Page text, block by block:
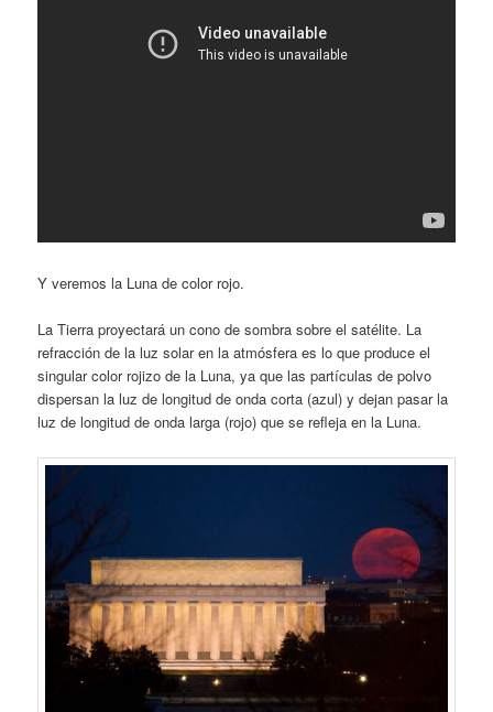
Y veremos la Luna de color rojo.
La Tierra proyectará un cono de sombra sobre el satélite. La
refracción de la luz solar en la atmósfera es lo que produce el
singular color rojizo de la Luna, ya que las partículas de polvo
dispersan la luz de longitud de onda corta (azul) y dejan pasar la
luz de longitud de onda larga (rojo) que se refleja en la Luna.